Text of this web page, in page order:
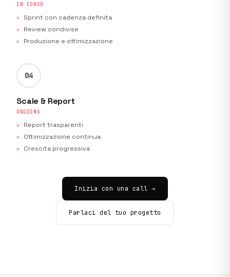
IN CORSO
Sprint con cadenza definita
Review condivise
Produzione e ottimizzazione
04
Scale & Report
ONGOING
Report trasparenti
Ottimizzazione continua
Crescita progressiva
Inizia con una call →
Parlaci del tuo progetto